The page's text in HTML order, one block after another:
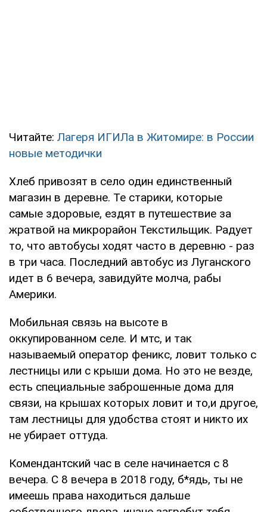
Читайте: Лагеря ИГИЛа в Житомире: в России
новые методички
Хлеб привозят в село один единственный
магазин в деревне. Те старики, которые
самые здоровые, ездят в путешествие за
жратвой на микрорайон Текстильщик. Радует
то, что автобусы ходят часто в деревню - раз
в три часа. Последний автобус из Луганского
идет в 6 вечера, завидуйте молча, рабы
Америки.
Мобильная связь на высоте в
оккупированном селе. И мтс, и так
называемый оператор феникс, ловит только с
лестницы или с крыши дома. Но это не везде,
есть специальные заброшенные дома для
связи, на крышах которых ловит и то,и другое,
там лестницы для удобства стоят и никто их
не убирает оттуда.
Комендантский час в селе начинается с 8
вечера. С 8 вечера в 2018 году, б*ядь, ты не
имеешь права находиться дальше